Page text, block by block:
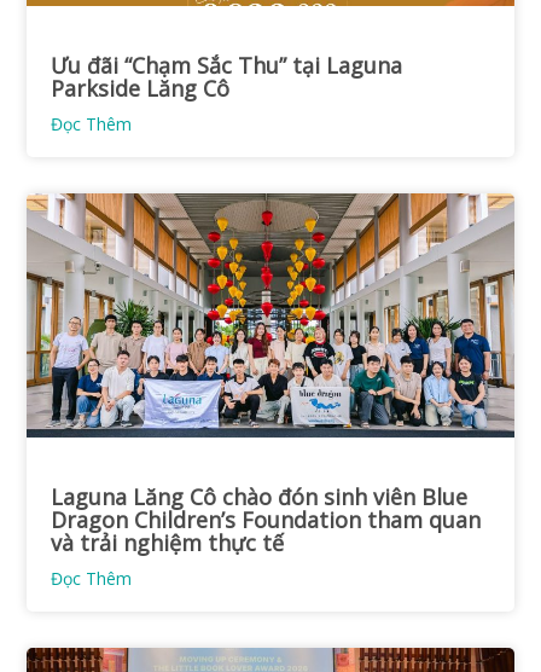
Ưu đãi “Chạm Sắc Thu” tại Laguna
Parkside Lăng Cô
Đọc Thêm
Laguna Lăng Cô chào đón sinh viên Blue
Dragon Children’s Foundation tham quan
và trải nghiệm thực tế
Đọc Thêm